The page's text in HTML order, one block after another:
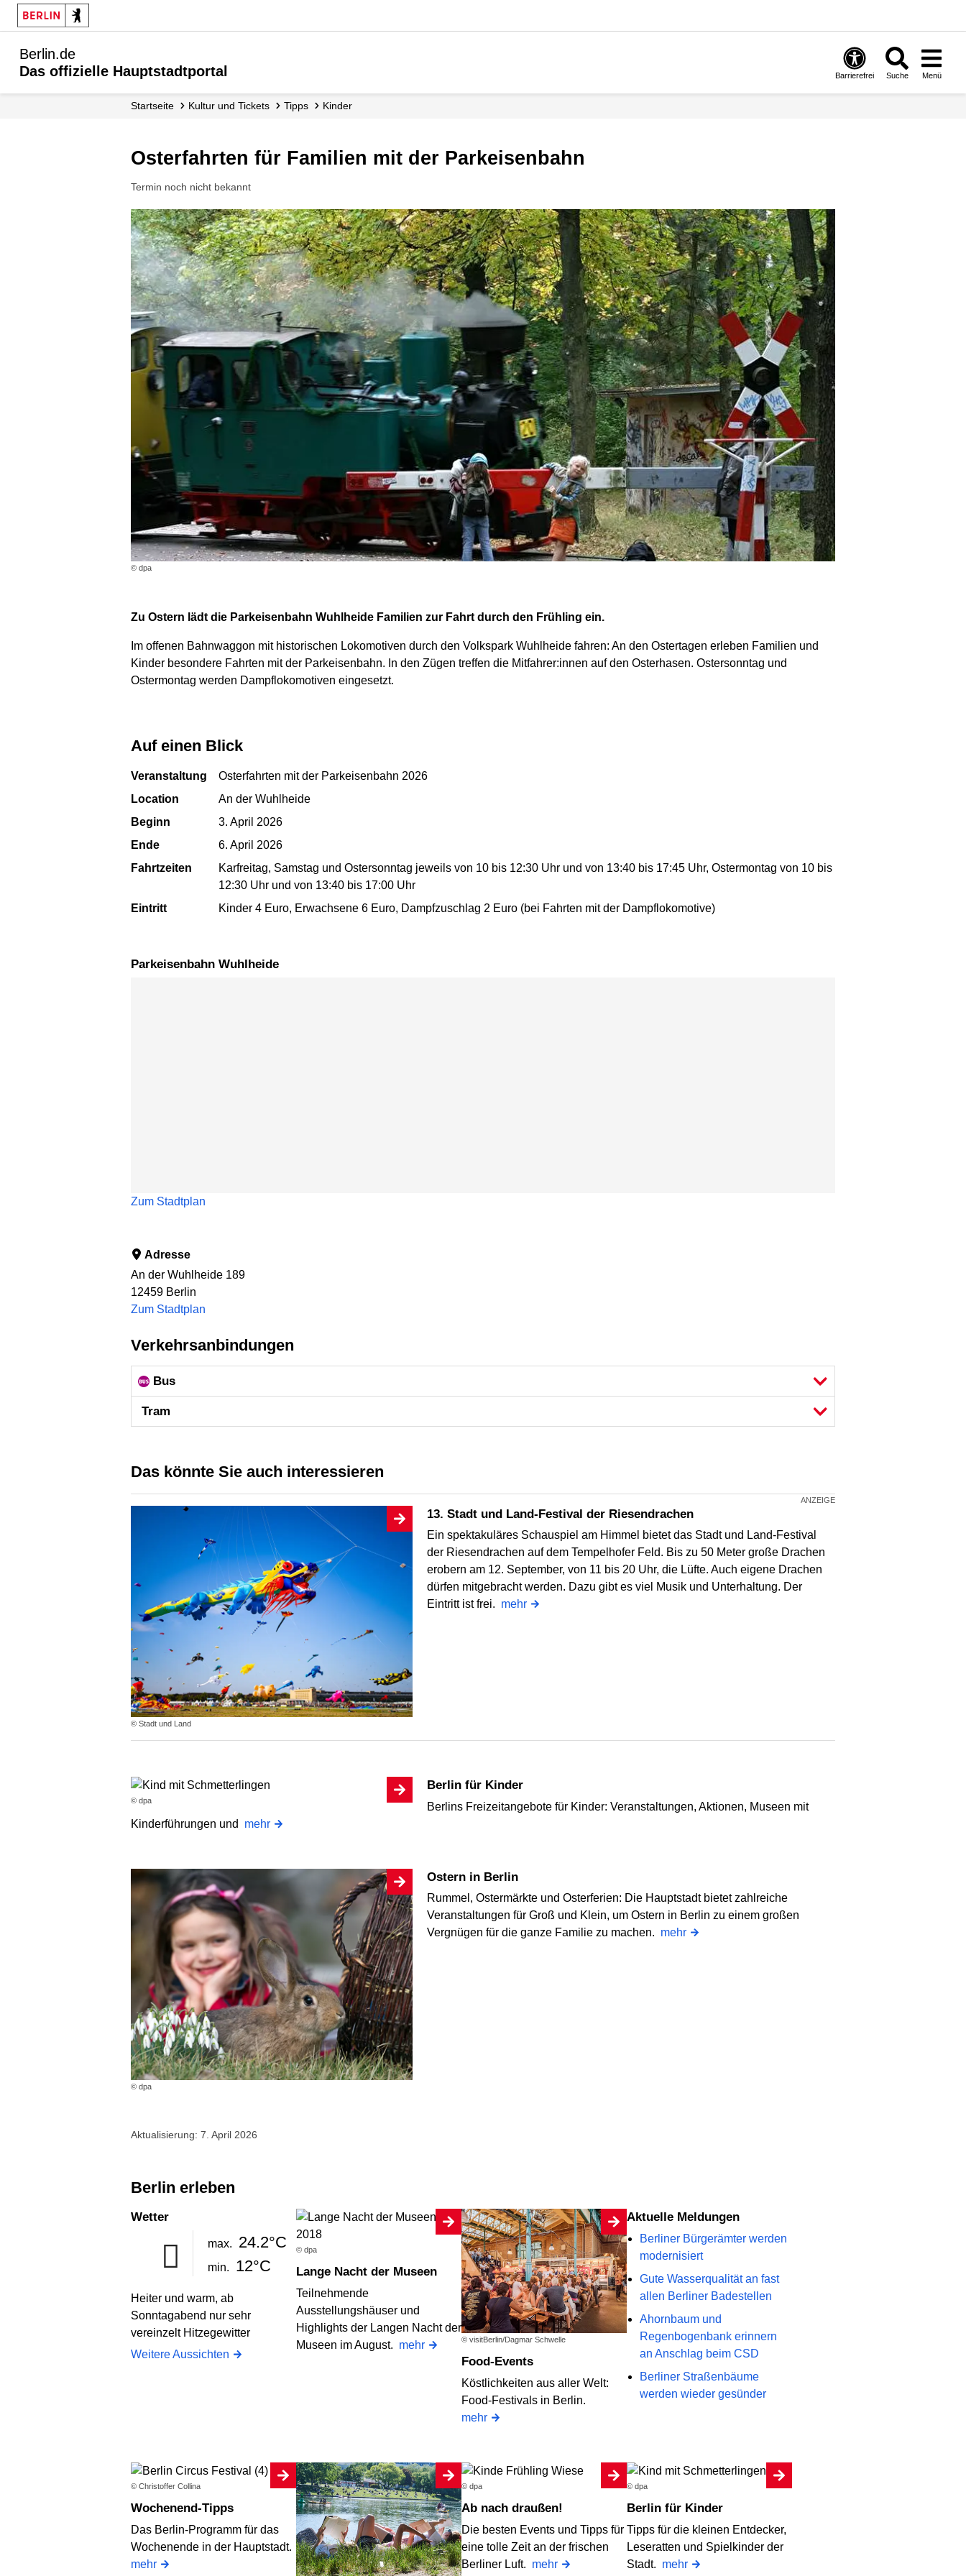
Berlin.de
Das offizielle Hauptstadtportal
Barrierefrei Suche Menü
Startseite Kultur und Tickets Tipps Kinder
Osterfahrten für Familien mit der Parkeisenbahn
Termin noch nicht bekannt
© dpa
Zu Ostern lädt die Parkeisenbahn Wuhlheide Familien zur Fahrt durch den Frühling ein.
Im offenen Bahnwaggon mit historischen Lokomotiven durch den Volkspark Wuhlheide fahren: An den Ostertagen erleben Familien und
Kinder besondere Fahrten mit der Parkeisenbahn. In den Zügen treffen die Mitfahrer:innen auf den Osterhasen. Ostersonntag und
Ostermontag werden Dampflokomotiven eingesetzt.
Auf einen Blick
Veranstaltung
Osterfahrten mit der Parkeisenbahn 2026
Location
An der Wuhlheide
Beginn
3. April 2026
Ende
6. April 2026
Fahrtzeiten
Karfreitag, Samstag und Ostersonntag jeweils von 10 bis 12:30 Uhr und von 13:40 bis 17:45 Uhr, Ostermontag von 10 bis
12:30 Uhr und von 13:40 bis 17:00 Uhr
Eintritt
Kinder 4 Euro, Erwachsene 6 Euro, Dampfzuschlag 2 Euro (bei Fahrten mit der Dampflokomotive)
Parkeisenbahn Wuhlheide
Zum Stadtplan
Adresse
An der Wuhlheide 189
12459 Berlin
Zum Stadtplan
Verkehrsanbindungen
Bus
Tram
Das könnte Sie auch interessieren
© Stadt und Land
13. Stadt und Land-Festival der Riesendrachen
Ein spektakuläres Schauspiel am Himmel bietet das Stadt und Land-Festival
der Riesendrachen auf dem Tempelhofer Feld. Bis zu 50 Meter große Drachen
erobern am 12. September, von 11 bis 20 Uhr, die Lüfte. Auch eigene Drachen
dürfen mitgebracht werden. Dazu gibt es viel Musik und Unterhaltung. Der
Eintritt ist frei. mehr
© dpa
Berlin für Kinder
Berlins Freizeitangebote für Kinder: Veranstaltungen, Aktionen, Museen mit
Kinderführungen und mehr
© dpa
Ostern in Berlin
Rummel, Ostermärkte und Osterferien: Die Hauptstadt bietet zahlreiche
Veranstaltungen für Groß und Klein, um Ostern in Berlin zu einem großen
Vergnügen für die ganze Familie zu machen. mehr
Aktualisierung: 7. April 2026
Berlin erleben
Wetter
max. 24.2°C
min. 12°C
Heiter und warm, ab
Sonntagabend nur sehr
vereinzelt Hitzegewitter
Weitere Aussichten
© dpa
Lange Nacht der Museen
Teilnehmende
Ausstellungshäuser und
Highlights der Langen Nacht der
Museen im August. mehr © visitBerlin/Dagmar Schwelle
Food-Events
Köstlichkeiten aus aller Welt:
Food-Festivals in Berlin.
mehr
Aktuelle Meldungen
Berliner Bürgerämter werden
modernisiert
Gute Wasserqualität an fast
allen Berliner Badestellen
Ahornbaum und
Regenbogenbank erinnern
an Anschlag beim CSD
Berliner Straßenbäume
werden wieder gesünder
© Christoffer Collina
Wochenend-Tipps
Das Berlin-Programm für das
Wochenende in der Hauptstadt.
mehr
© dpa
Ab nach draußen!
Die besten Events und Tipps für
eine tolle Zeit an der frischen
Berliner Luft. mehr
© dpa
Berlin für Kinder
Tipps für die kleinen Entdecker,
Leseratten und Spielkinder der
Stadt. mehr